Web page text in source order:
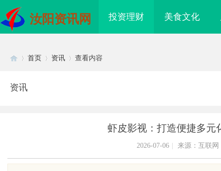
汝阳资讯网 投资理财 美食文化
首页 资讯 查看内容
资讯
虾皮影视：打造便捷多元
2026-07-06 来源：互联网